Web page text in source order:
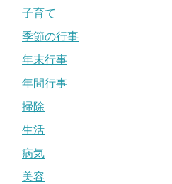
子育て
季節の行事
年末行事
年間行事
掃除
生活
病気
美容